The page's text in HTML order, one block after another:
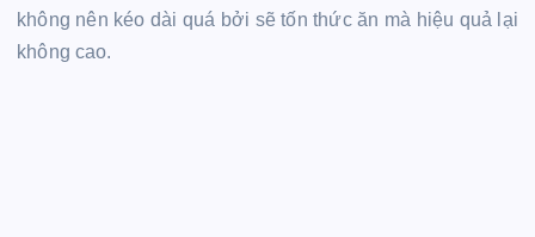
không nên kéo dài quá bởi sẽ tốn thức ăn mà hiệu quả lại
không cao.